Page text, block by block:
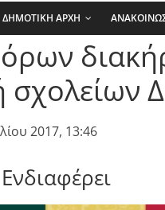
ΔΗΜΟΤΙΚΗ ΑΡΧΗ
σχολείων
2017, 13:46